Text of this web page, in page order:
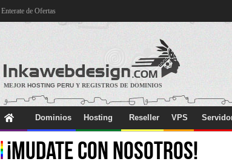
Enterate de Ofertas
MEJOR HOSTING PERU Y REGISTROS DE DOMINIOS
Dominios Hosting Reseller VPS
¡MUDATE CON NOSOTROS!